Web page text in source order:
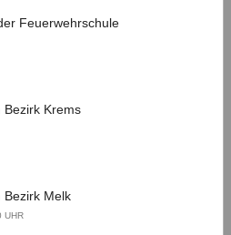
Feuerwehrschule
Bezirk Krems
Bezirk Melk
UHR